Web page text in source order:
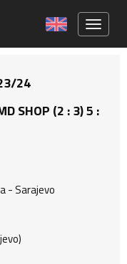
24
SHOP (2 : 3) 5 :
- Sarajevo